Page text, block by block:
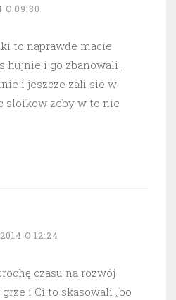
O 09:30
to naprawde macie
hujnie i go zbanowali ,
i jeszcze zali sie w
sloikow zeby w to nie
O 12:24
czasu na rozwój
i Ci to skasowali „bo